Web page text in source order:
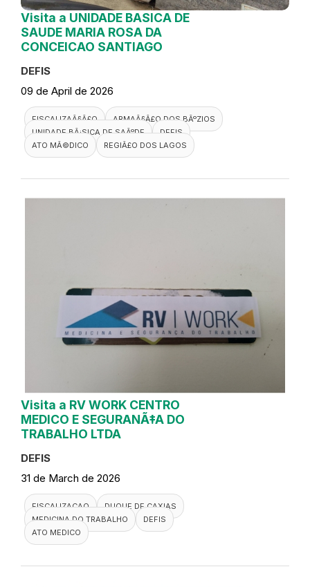
Visita a UNIDADE BASICA DE
SAUDE MARIA ROSA DA
CONCEICAO SANTIAGO
DEFIS
09 de April de 2026
FISCALIZAÃ§Ã£O
ARMAÃ§Ã£O DOS BÃºZIOS
UNIDADE BÃ¡SICA DE SAÃºDE
DEFIS
ATO MÃ©DICO
REGIÃ£O DOS LAGOS
Visita a RV WORK CENTRO
MEDICO E SEGURANÃ‡A DO
TRABALHO LTDA
DEFIS
31 de March de 2026
FISCALIZACAO
DUQUE DE CAXIAS
MEDICINA DO TRABALHO
DEFIS
ATO MEDICO